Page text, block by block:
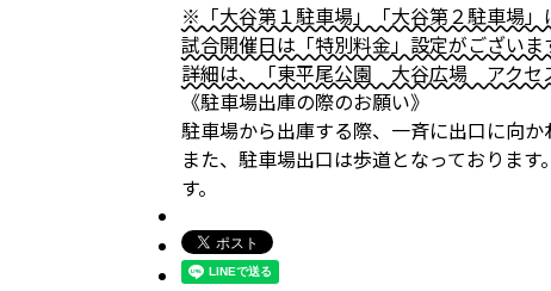
※「大谷第１駐車場」「大谷第２駐車場」
試合開催日は「特別料金」設定がございま
詳細は、「東平尾公園 大谷広場 アク
《駐車場出庫の際のお願い》
駐車場から出庫する際、一斉に出口に向か
また、駐車場出口は歩道となっておりま
す。